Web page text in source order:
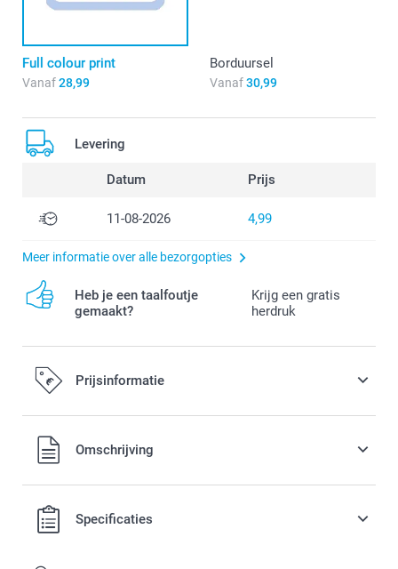
Full colour print
Vanaf28,99
Borduursel
Vanaf30,99
Levering
Datum Prijs
11-08-2026 4,99
Meer informatie over alle bezorgopties
Heb je een taalfoutje
gemaakt?
Krijg een gratis
herdruk
Prijsinformatie
Alle prijzen zijn in EURO (€) inclusief BTW en exclusief
verzendkosten.Omschrijving
Specificaties